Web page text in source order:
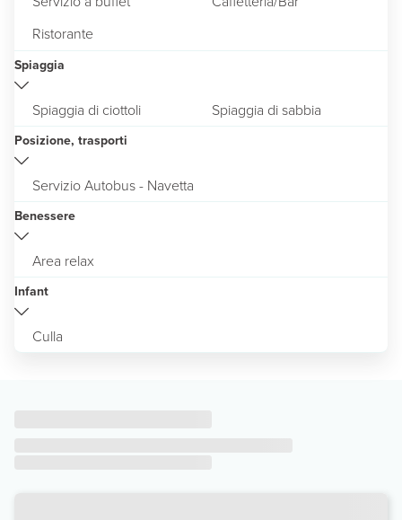
Ristorante
Spiaggia
Spiaggia di ciottoli Spiaggia di sabbia
Posizione, trasporti
Servizio Autobus - Navetta
Benessere
Area relax
Infant
Culla